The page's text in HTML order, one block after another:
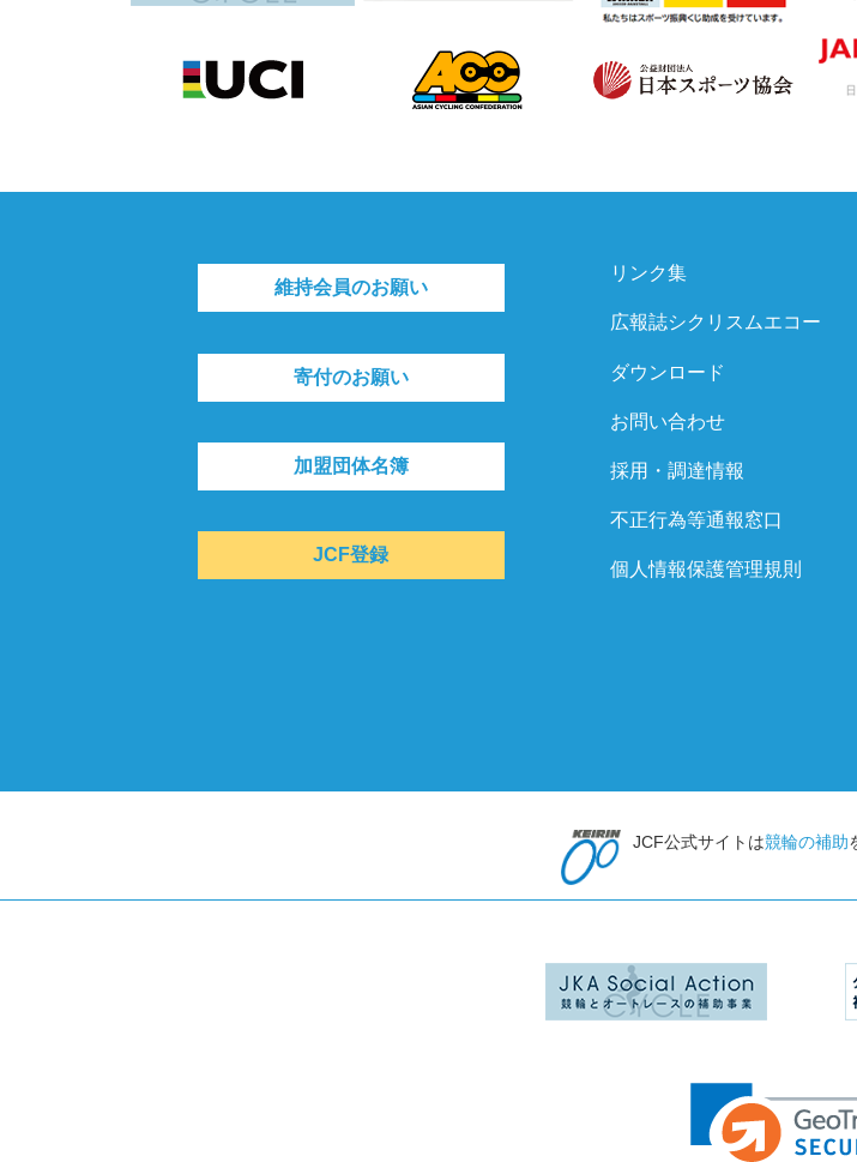
維持会員のお願い
寄付のお願い
加盟団体名簿
JCF登録
リンク集
広報誌シクリスムエコー
ダウンロード
お問い合わせ
採用・調達情報
不正行為等通報窓口
個人情報保護管理規則
JCF公式サイトは競輪の補助